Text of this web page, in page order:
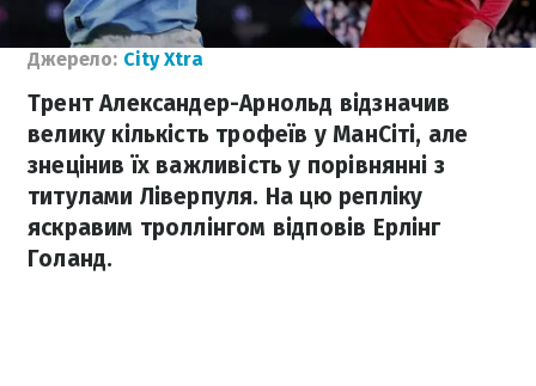
Джерело: City Xtra
Трент Александер-Арнольд відзначив
велику кількість трофеїв у МанСіті, але
знецінив їх важливість у порівнянні з
титулами Ліверпуля. На цю репліку
яскравим троллінгом відповів Ерлінг
Голанд.